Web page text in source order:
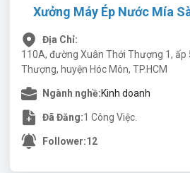
Xưởng Máy Ép Nước Mía
Địa Chỉ:
110A, đường Xuân Thới Thượng 1, ấp
Thượng, huyện Hóc Môn, TP.HCM
Ngành nghề:Kinh doanh
Đã Đăng:1 Công Việc.
Follower:12